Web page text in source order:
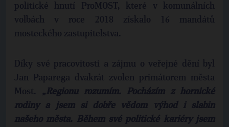
politické hnutí ProMOST, které v komunálních
volbách v roce 2018 získalo 16 mandátů
mosteckého zastupitelstva.
Díky své pracovitosti a zájmu o veřejné dění byl
Jan Paparega dvakrát zvolen primátorem města
Most.
„Regionu rozumím. Pocházím z hornické
rodiny a jsem si dobře vědom výhod i slabin
našeho města. Během své politické kariéry jsem